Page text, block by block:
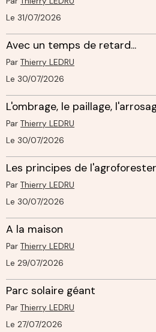
Le 31/07/2026
Avec un temps de retard...
Par Thierry LEDRU
Le 30/07/2026
L'ombrage, le paillage,
Par Thierry LEDRU
Le 30/07/2026
Les principes de
Par Thierry LEDRU
Le 30/07/2026
A la maison
Par Thierry LEDRU
Le 29/07/2026
Parc solaire géant
Par Thierry LEDRU
Le 27/07/2026